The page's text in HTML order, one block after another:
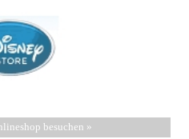
besuchen »